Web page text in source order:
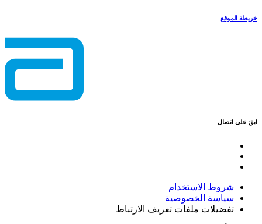
خريطة الموقع
ابقَ على اتصال
شروط الاستخدام
سياسة الخصوصية
تفضيلات ملفات تعريف الارتباط